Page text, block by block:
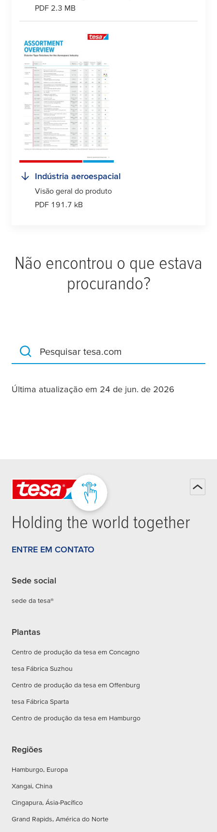
PDF 2.3 MB
Indústria aeroespacial
Visão geral do produto
PDF 191.7 kB
Não encontrou o que estava
procurando?
Pesquisar tesa.com
Última atualização em 24 de jun. de 2026
Holding the world together
ENTRE EM CONTATO
Sede social
sede da tesa®
Plantas
Centro de produção da tesa em Concagno
tesa Fábrica Suzhou
Centro de produção da tesa em Offenburg
tesa Fábrica Sparta
Centro de produção da tesa em Hamburgo
Regiões
Hamburgo, Europa
Xangai, China
Cingapura, Ásia-Pacífico
Grand Rapids, América do Norte